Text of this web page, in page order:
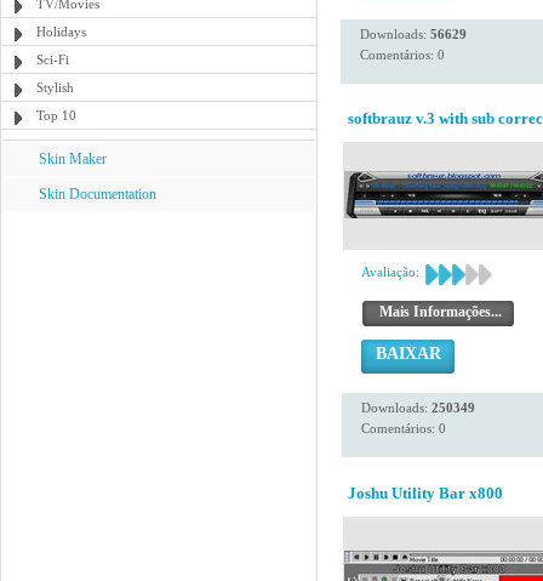
TV/Movies
Holidays
Sci-Fi
Stylish
Top 10
Skin Maker
Skin Documentation
Downloads: 56629
Comentários: 0
softbrauz v.3 with sub
Avaliação:
Mais Informações...
BAIXAR
Downloads: 250349
Comentários: 0
Joshu Utility Bar x800